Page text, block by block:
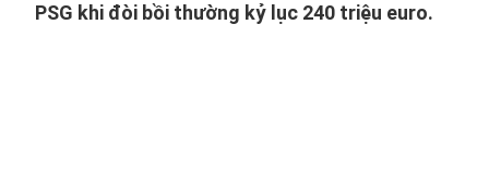
PSG khi đòi bồi thường kỷ lục 240 triệu euro.